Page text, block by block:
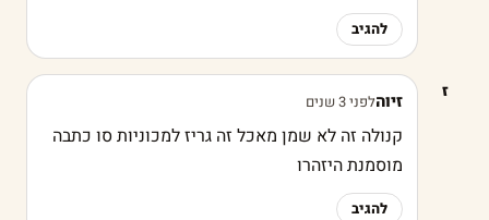
להגיב
ז זיוהלפני 3 שנים
קנולה זה לא שמן מאכל זה גריז למכוניות סו כתבה
מוסמנת היזהרו
להגיב